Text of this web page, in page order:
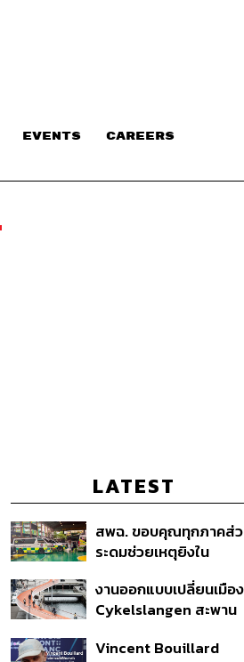
EVENTS CAREERS
LATEST
สพฉ. ขอบคุณทุกภาคส่
ระดมช่วยเหตุยิงใน
ดูแลสิทธิ UCEP ผู้บาดเจ็บ
งานออกแบบเปลี่ยนเมือง
Cykelslangen สะพาน
โคเปนเฮเกน ทางสัญจร
Vincent Bouillard